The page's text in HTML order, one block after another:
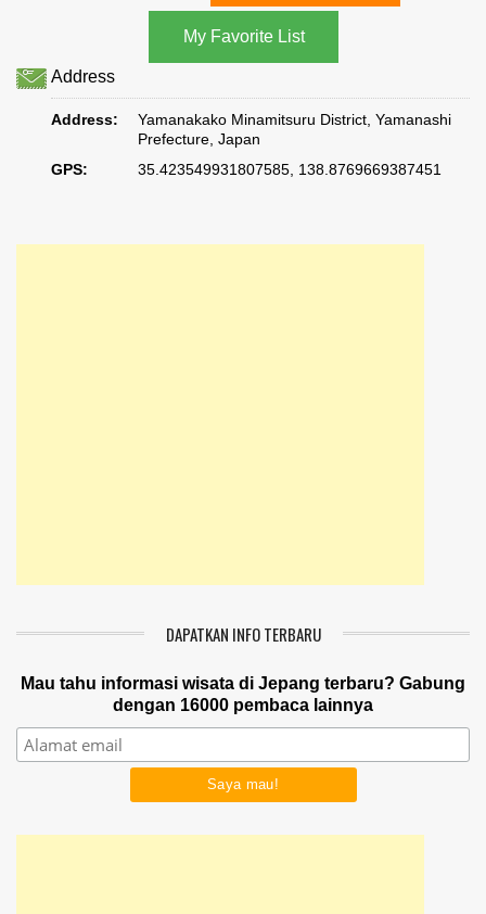
Address
Address:
Yamanakako Minamitsuru District, Yamanashi
Prefecture, Japan
GPS:
35.423549931807585, 138.8769669387451
DAPATKAN INFO TERBARU
Mau tahu informasi wisata di Jepang terbaru? Gabung
dengan 16000 pembaca lainnya